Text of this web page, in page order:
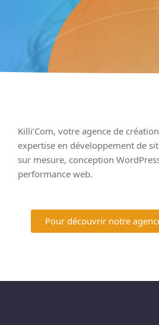
Killi’Com, votre agence de
expertise en développement de
sur mesure, conception
performance web.
Pour découvrir notre